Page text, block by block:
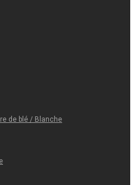
de blé / Blanche